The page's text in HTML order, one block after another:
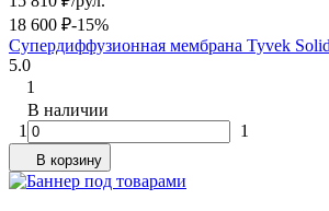
18 600 ₽-15%
Супердиффузионная мембрана Tyvek Solid
5.0
1
В наличии
1
1
В корзину